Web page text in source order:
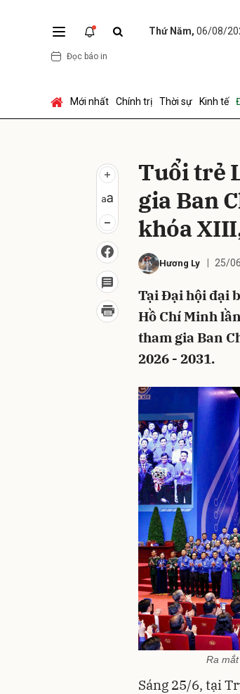
Thứ Năm, 06/08/
Đọc báo in
Mới nhất Chính trị Thời sự Kinh tế
Tuổi trẻ
gia Ban
khóa
Hương Ly 25/
Tại Đại hội đại
Hồ Chí Minh
tham gia Ban
2026 - 2031.
Ra
Sáng 25/6, tại